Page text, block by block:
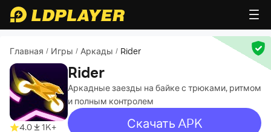
Главная / Игры / Аркады / Rider
4.0 1K+
Rider
Аркадные заезды на байке с трюками, ритмом
и полным контролем
Скачать APK